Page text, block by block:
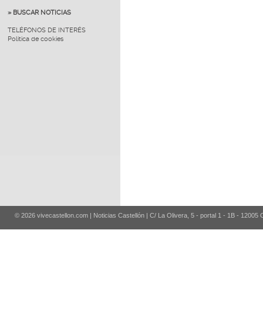
» BUSCAR NOTICIAS
TELÉFONOS DE INTERÉS
Política de cookies
© 2026 vivecastellon.com | Noticias Castellón | C/ La Olivera, 5 - portal 1 - 1B - 12005